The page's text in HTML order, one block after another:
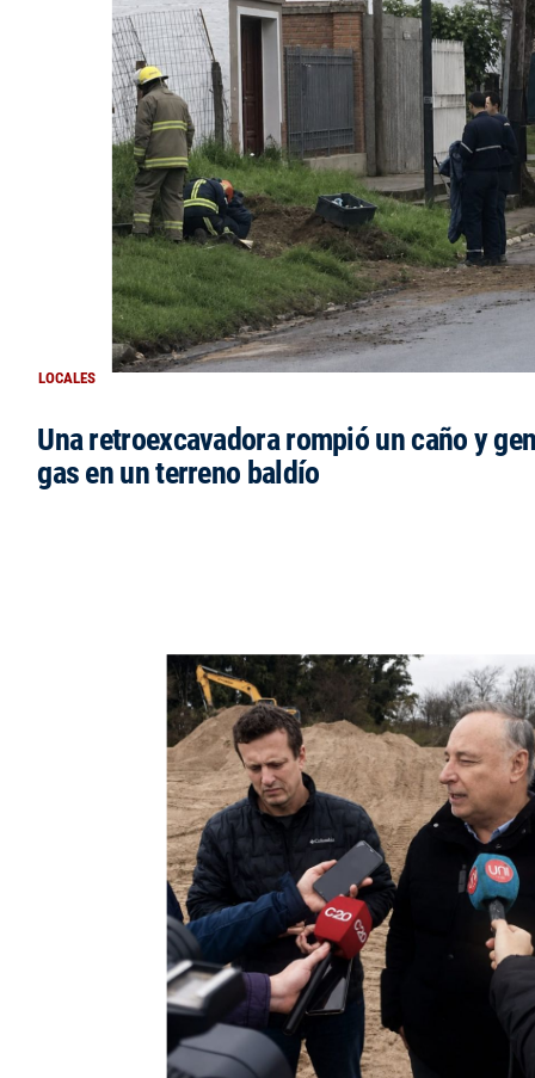
LOCALES
Una retroexcavadora rompió un caño y
gas en un terreno baldío